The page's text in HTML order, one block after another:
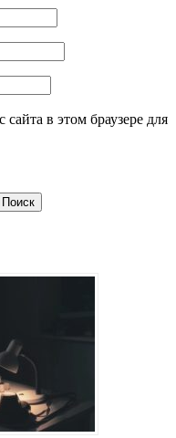
в этом браузере для